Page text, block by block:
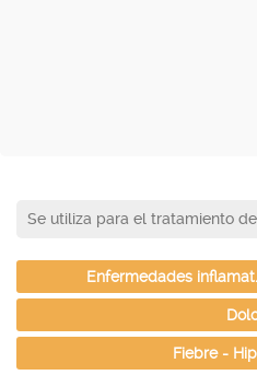
Se utiliza para el tratamiento
Enfermedades
Fiebre -